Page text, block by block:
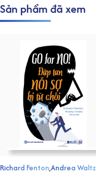
Sản phẩm đã xem
Richard Fenton,Andrea Waltz